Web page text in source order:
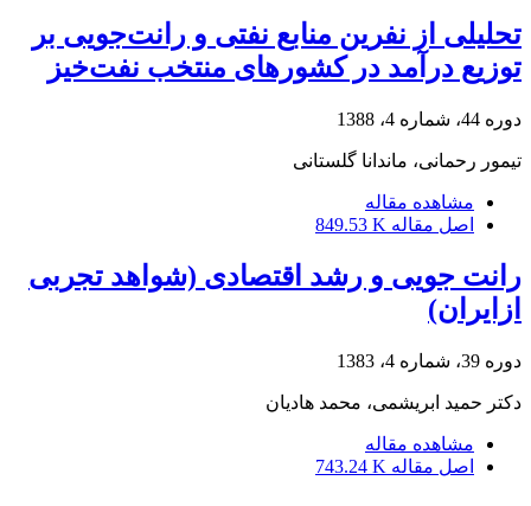
تحلیلی از نفرین منابع نفتی و رانت‌جویی بر
توزیع درآمد در کشورهای منتخب نفت‌خیز
دوره 44، شماره 4، 1388
تیمور رحمانی، ماندانا گلستانی
مشاهده مقاله
اصل مقاله 849.53 K
رانت جویی و رشد اقتصادی (شواهد تجربی
ازایران)
دوره 39، شماره 4، 1383
دکتر حمید ابریشمى، محمد هادیان
مشاهده مقاله
اصل مقاله 743.24 K